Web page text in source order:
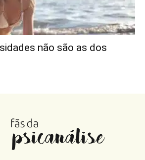
não são as dos